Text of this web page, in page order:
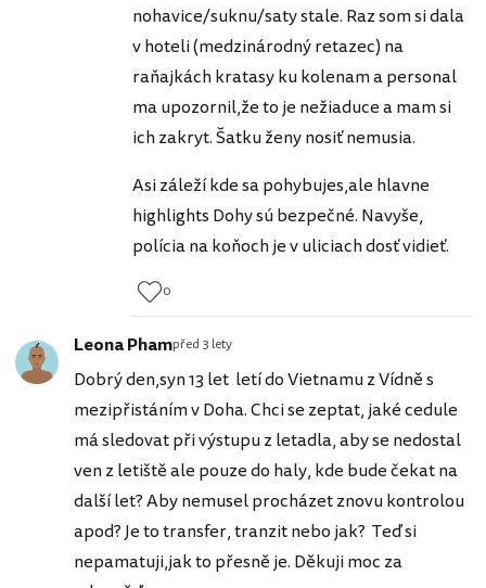
nohavice/suknu/saty stale. Raz som si dala
v hoteli (medzinárodný retazec) na
raňajkách kratasy ku kolenam a personal
ma upozornil,že to je nežiaduce a mam si
ich zakryt. Šatku ženy nosiť nemusia.
Asi záleží kde sa pohybujes,ale hlavne
highlights Dohy sú bezpečné. Navyše,
polícia na koňoch je v uliciach dosť vidieť.
0
Leona Phampřed 3 lety
Dobrý den,syn 13 let letí do Vietnamu z Vídně s
mezipřistáním v Doha. Chci se zeptat, jaké cedule
má sledovat při výstupu z letadla, aby se nedostal
ven z letiště ale pouze do haly, kde bude čekat na
další let? Aby nemusel procházet znovu kontrolou
apod? Je to transfer, tranzit nebo jak? Teď si
nepamatuji,jak to přesně je. Děkuji moc za